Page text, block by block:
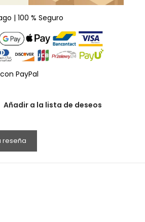
| 100 % Seguro
PayPal
Añadir a la lista de deseos
reseña